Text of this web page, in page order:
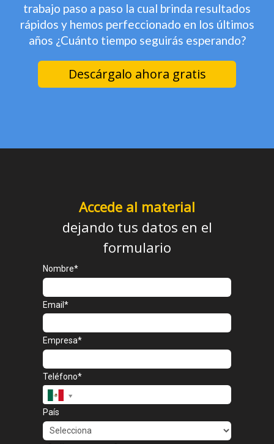
trabajo paso a paso la cual brinda resultados
rápidos y hemos perfeccionado en los últimos
años ¿Cuánto tiempo seguirás esperando?
Descárgalo ahora gratis
Accede al material
dejando tus datos en el
formulario
Nombre*
Email*
Empresa*
Teléfono*
País